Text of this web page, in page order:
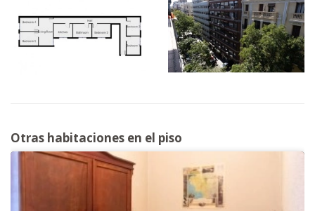
Otras habitaciones en el piso